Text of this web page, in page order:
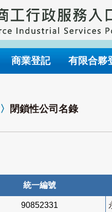
商業登記 有限合夥
〉 閉鎖性公司名錄
統一編號
90852331